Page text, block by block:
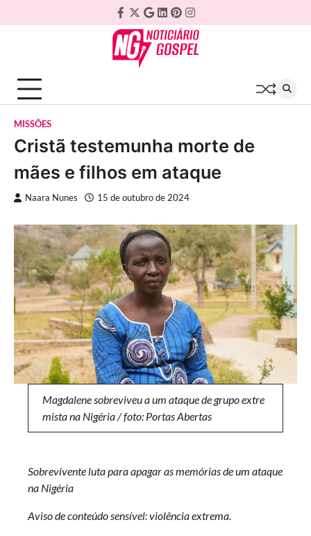
to
Facebook
Twitter
Google
Plus
Linkedin
Pinterest
Instagram
MISSÕES
Cristã testemunha morte de
mães e filhos em ataque
Naara Nunes 15 de outubro de 2024
Magdalene sobreviveu a um ataque de grupo extre
mista na Nigéria / foto: Portas Abertas
Sobrevivente luta para apagar as memórias de um ataque
na Nigéria
Aviso de conteúdo sensível: violência extrema.